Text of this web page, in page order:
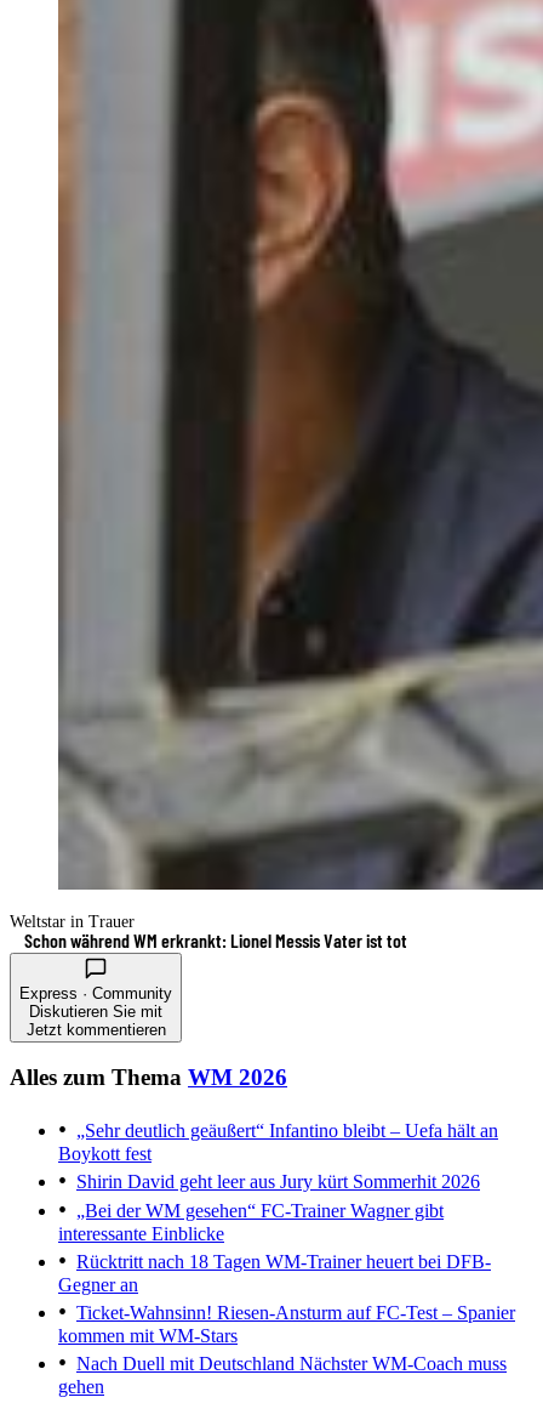
Weltstar in Trauer
Schon während WM erkrankt: Lionel Messis Vater ist tot
Express · Community
Diskutieren Sie mit
Jetzt kommentieren
Alles zum Thema WM 2026
„Sehr deutlich geäußert“ Infantino bleibt – Uefa hält an
Boykott fest
Shirin David geht leer aus Jury kürt Sommerhit 2026
„Bei der WM gesehen“ FC-Trainer Wagner gibt
interessante Einblicke
Rücktritt nach 18 Tagen WM-Trainer heuert bei DFB-
Gegner an
Ticket-Wahnsinn! Riesen-Ansturm auf FC-Test – Spanier
kommen mit WM-Stars
Nach Duell mit Deutschland Nächster WM-Coach muss
gehen